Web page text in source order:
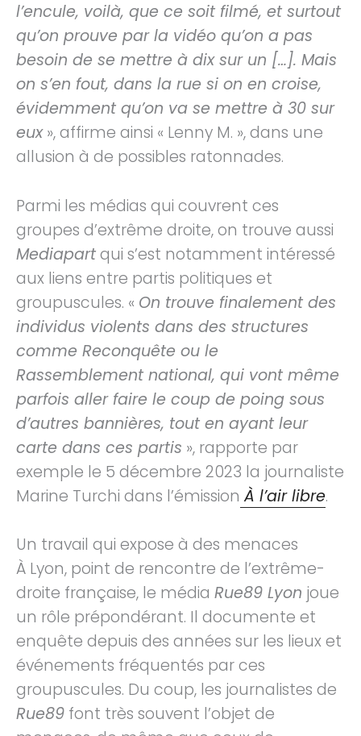
l’encule, voilà, que ce soit filmé, et surtout
qu’on prouve par la vidéo qu’on a pas
besoin de se mettre à dix sur un […]. Mais
on s’en fout, dans la rue si on en croise,
évidemment qu’on va se mettre à 30 sur
eux», affirme ainsi « Lenny M. », dans une
allusion à de possibles ratonnades.
Parmi les médias qui couvrent ces
groupes d’extrême droite, on trouve aussi
Mediapartqui s’est notamment intéressé
aux liens entre partis politiques et
groupuscules. « On trouve finalement des
individus violents dans des structures
comme Reconquête ou le
Rassemblement national, qui vont même
parfois aller faire le coup de poing sous
d’autres bannières, tout en ayant leur
carte dans ces partis », rapporte par
exemple le 5 décembre 2023 la journaliste
Marine Turchi dans l’émission À l’air libre.
Un travail qui expose à des menaces
À Lyon, point de rencontre de l’extrême-
droite française, le média Rue89 Lyon joue
un rôle prépondérant. Il documente et
enquête depuis des années sur les lieux et
événements fréquentés par ces
groupuscules. Du coup, les journalistes de
Rue89 font très souvent l’objet de